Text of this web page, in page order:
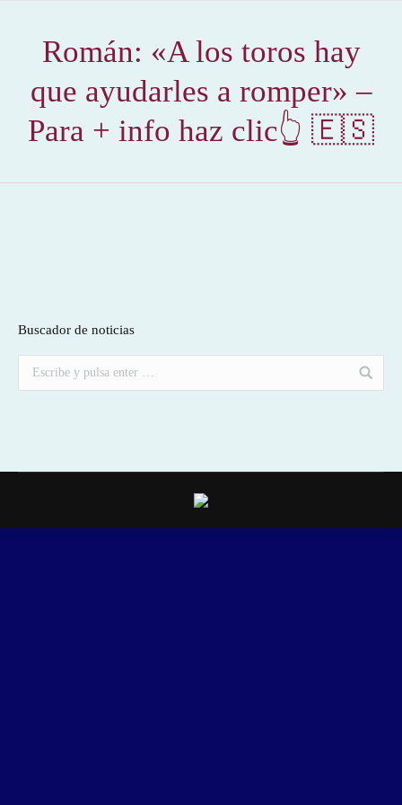
Román: «A los toros hay
que ayudarles a romper» –
Para + info haz clic👆 🇪🇸
Buscador de noticias